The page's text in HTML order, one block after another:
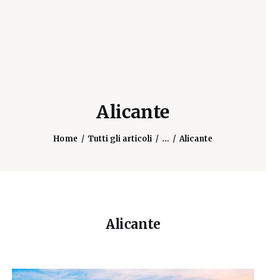
Alicante
Home Tutti gli articoli ... Alicante
Alicante